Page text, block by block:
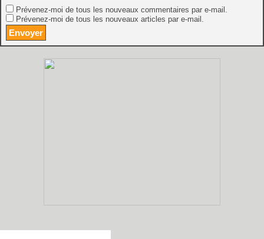
Prévenez-moi de tous les nouveaux commentaires par e-mail.
Prévenez-moi de tous les nouveaux articles par e-mail.